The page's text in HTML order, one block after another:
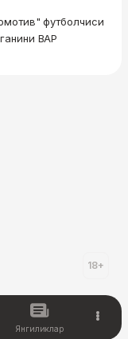
футболчиси
ВАР
18+
Янгиликлар